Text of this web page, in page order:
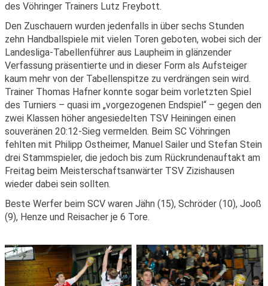
des Vöhringer Trainers Lutz Freybott.
Den Zuschauern wurden jedenfalls in über sechs Stunden
zehn Handballspiele mit vielen Toren geboten, wobei sich der
Landesliga-Tabellenführer aus Laupheim in glänzender
Verfassung präsentierte und in dieser Form als Aufsteiger
kaum mehr von der Tabellenspitze zu verdrängen sein wird.
Trainer Thomas Hafner konnte sogar beim vorletzten Spiel
des Turniers – quasi im „vorgezogenen Endspiel“ – gegen den
zwei Klassen höher angesiedelten TSV Heiningen einen
souveränen 20:12-Sieg vermelden. Beim SC Vöhringen
fehlten mit Philipp Ostheimer, Manuel Sailer und Stefan Stein
drei Stammspieler, die jedoch bis zum Rückrundenauftakt am
Freitag beim Meisterschaftsanwärter TSV Zizishausen
wieder dabei sein sollten.
Beste Werfer beim SCV waren Jähn (15), Schröder (10), Jooß
(9), Henze und Reisacher je 6 Tore.